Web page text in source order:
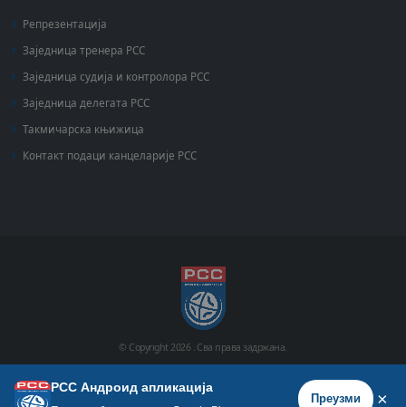
Репрезентација
Заједница тренера РСС
Заједница судија и контролора РСС
Заједница делегата РСС
Такмичарска књижица
Контакт подаци канцеларије РСС
© Copyright2026 . Сва права задржана.
Почетна Историја Фото галерија Видео галерија
РСС Андроид апликација
Преузми ×